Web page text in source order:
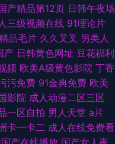
产精品第12页 日韩午夜场
三级视频在线 91理论片
品毛片 久久叉叉 另类人
产 日韩黄色网址 豆花福利
频 欧美A级黄色影院 丁香
污免费 91金典免费 欧美
影院 成人动漫二区三区
一区自拍 男人天堂 a片
卡一卡二 成人在线免费看